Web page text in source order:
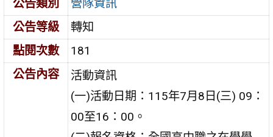
公告類別
營隊資訊
公告等級
轉知
點閱次數
181
公告內容
活動資訊
(一)活動日期：115年7月8日(三) 09：
00至16：00。